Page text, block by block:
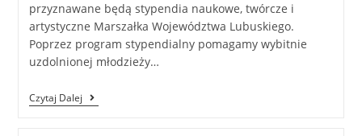
przyznawane będą stypendia naukowe, twórcze i
artystyczne Marszałka Województwa Lubuskiego.
Poprzez program stypendialny pomagamy wybitnie
uzdolnionej młodzieży…
Czytaj Dalej